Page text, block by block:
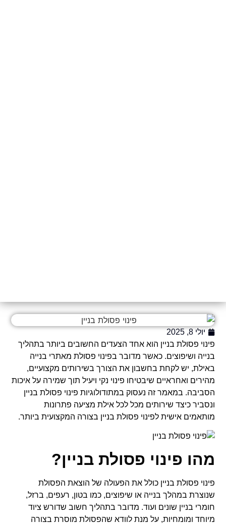
יולי 8, 2025
פינוי פסולת בניין הוא אחד הצעדים החשובים ביותר בתהליך
בנייה ושיפוצים. כאשר מדובר בפינוי פסולת מאתרי בנייה
באילת, יש לקחת בחשבון את הצורך בשירותים מקצועיים,
מהירים ואחראיים שיבטיחו פינוי נקי ויעיל תוך שמירה על איכות
הסביבה. במאמר זה נעסוק במתודולוגיות פינוי פסולת בניין
ונסביר כיצד שירותים מכל לכל אילת מציעה פתרונות
מותאמים אישית לפינוי פסולת בניין בצורה המקצועית ביותר.
מהו פינוי פסולת בניין?
פינוי פסולת בניין כולל את הפעולה של הוצאת הפסולת
שנוצרת במהלך בנייה או שיפוצים, כמו בטון, רעפים, ברזל,
חומרי בניין שונים ועוד. מדובר בתהליך חשוב שדורש ציוד
מיוחד ומומחיות, על מנת לוודא שהפסולת מוסרת בצורה